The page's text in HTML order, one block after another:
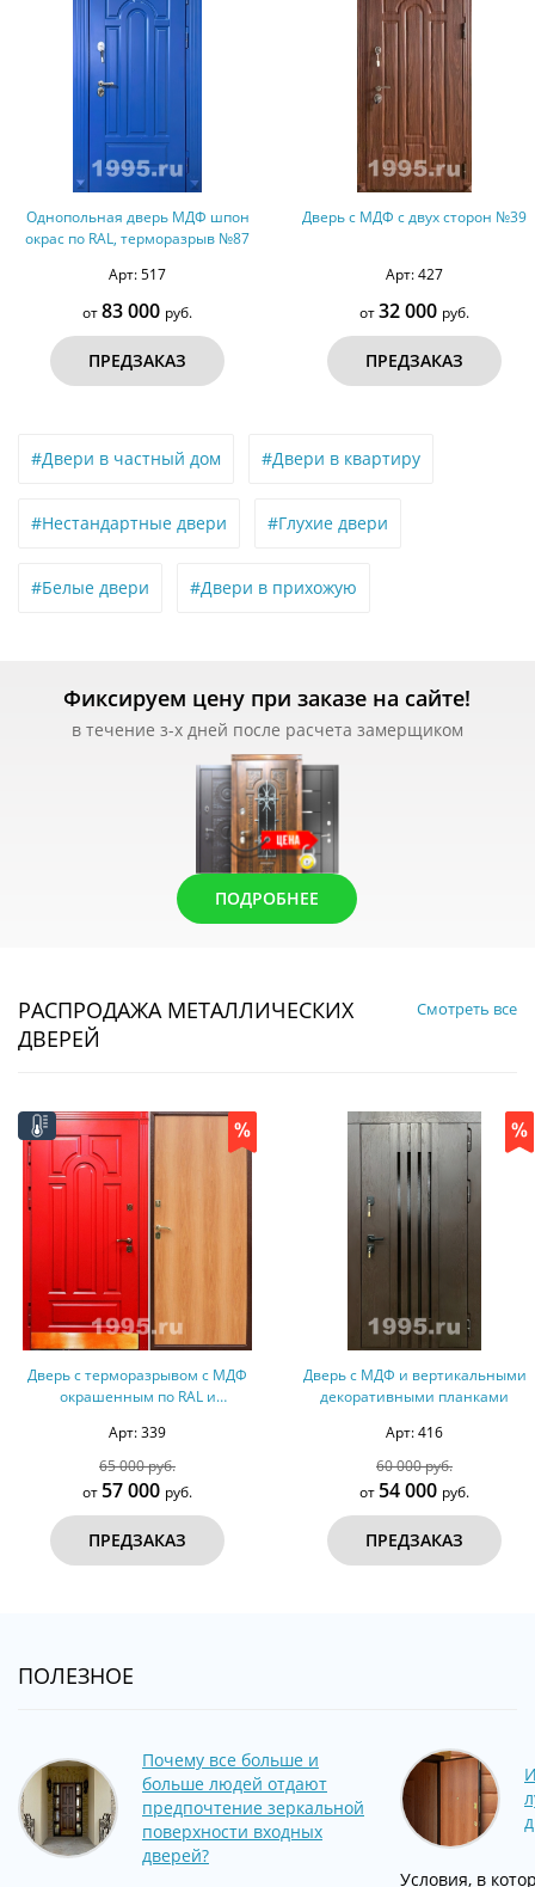
Однопольная дверь МДФ шпон
окрас по RAL, терморазрыв №87
Арт: 517
от83 000 руб.
ПРЕДЗАКАЗ
Дверь с МДФ с двух сторон №39
Арт: 427
от32 000 руб.
ПРЕДЗАКАЗ
#Двери в частный дом #Двери в квартиру
#Нестандартные двери #Глухие двери
#Белые двери #Двери в прихожую
Фиксируем цену при заказе на сайте!
в течение з-х дней после расчета замерщиком
ПОДРОБНЕЕ
РАСПРОДАЖА МЕТАЛЛИЧЕСКИХ
ДВЕРЕЙ
Смотреть все
Дверь с терморазрывом с МДФ
окрашенным по RAL и
Арт: 339
65 000 руб.
от 57 000 руб.
ПРЕДЗАКАЗ
Дверь с МДФ и вертикальными
декоративными планками
Арт: 416
60 000 руб.
от 54 000 руб.
ПРЕДЗАКАЗ
ПОЛЕЗНОЕ
Почему все больше и
больше людей отдают
предпочтение зеркальной
поверхности входных
дверей?
Условия, в